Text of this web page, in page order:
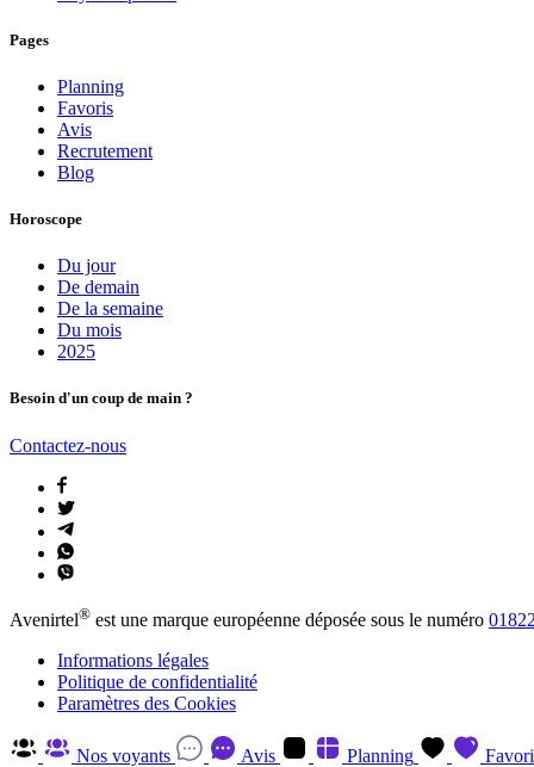
Pages
Planning
Favoris
Avis
Recrutement
Blog
Horoscope
Du jour
De demain
De la semaine
Du mois
2025
Besoin d'un coup de main ?
Contactez-nous
Avenirtel® est une marque européenne déposée sous le numéro
Informations légales
Politique de confidentialité
Paramètres des Cookies
Nos voyants Avis Planning